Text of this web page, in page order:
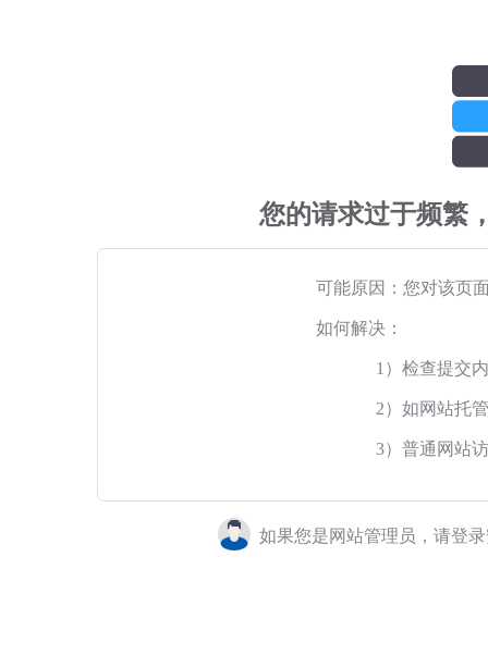
您的请求过于频繁
可能原因：您对该页
如何解决：
1）检查提交
2）如网站托
3）普通网站
如果您是网站管理员，请登